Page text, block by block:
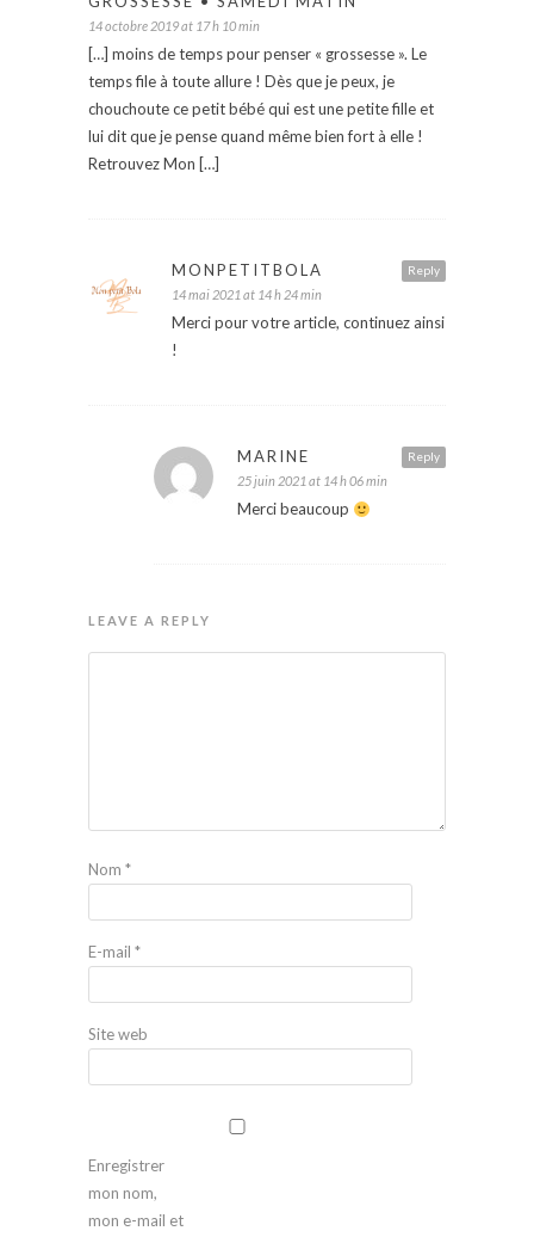
14 octobre 2019 at 17 h 10 min
[…] moins de temps pour penser « grossesse ». Le
temps file à toute allure ! Dès que je peux, je
chouchoute ce petit bébé qui est une petite fille et
lui dit que je pense quand même bien fort à elle !
Retrouvez Mon […]
Reply
MONPETITBOLA
14 mai 2021 at 14 h 24 min
Merci pour votre article, continuez ainsi
!
Reply
MARINE
25 juin 2021 at 14 h 06 min
Merci beaucoup
LEAVE A REPLY
Nom *
E-mail *
Site web
Enregistrer
mon nom,
mon e-mail et